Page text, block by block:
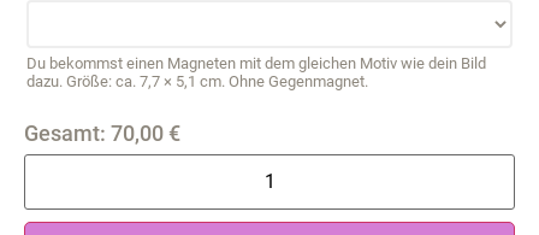
Du bekommst einen Magneten mit dem gleichen Motiv wie dein Bild
dazu. Größe: ca. 7,7 × 5,1 cm. Ohne Gegenmagnet.
Gesamt: 70,00 €